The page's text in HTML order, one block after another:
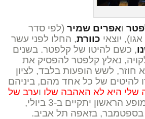
ואפרים שמיר (לפי סדר
יוצאי כוורת, החלו לפני עשר
, כשם להיטו של קלפטר. בשנים
נאלץ קלפטר להפסיק את
לשש הופעות בלבד, לציון
להיטים של כל אחד מהם, ביניהם
שלי היא לא האהבה שלו וערב של
, ומלהיטי כוורת. המופע הראשון יתקיים ב-3 ביולי,